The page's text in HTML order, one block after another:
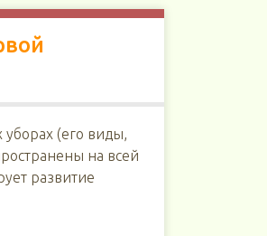
уборах (его виды,
на всей
развитие